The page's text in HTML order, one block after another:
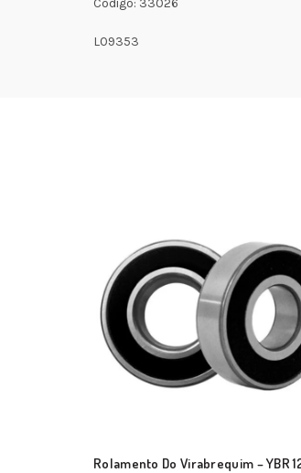
L09353
Rolamento Do Virabrequim – YBR